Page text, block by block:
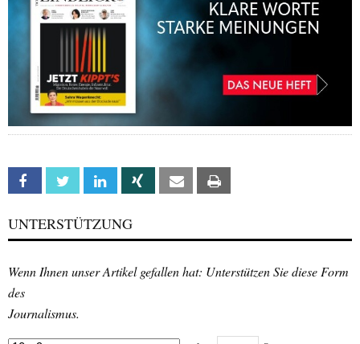
Facebook Twitter Linkedin Xing Email
UNTERSTÜTZUNG
Wenn Ihnen unser Artikel gefallen hat: Unterstützen Sie diese Form
des
Journalismus.